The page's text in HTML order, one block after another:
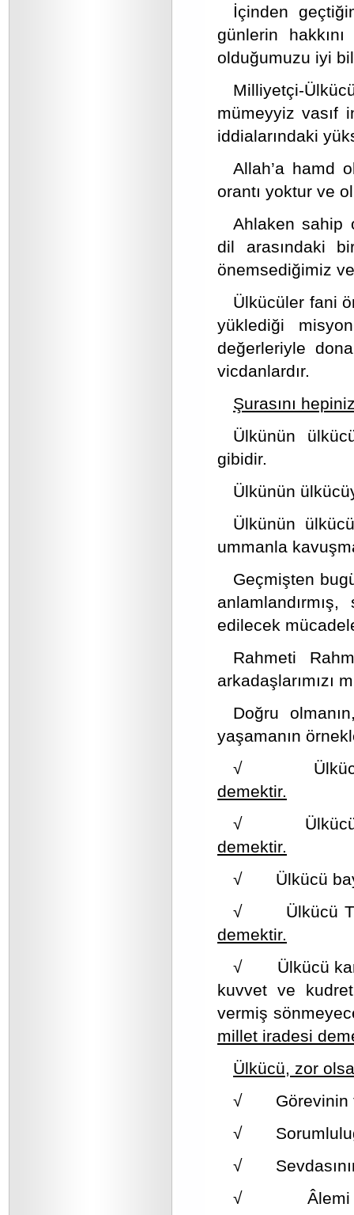
İçinden
günlerin
olduğumuzu iyi
Milliyetçi-
mümeyyiz vasıf
iddialarındaki
Allah’a hamd
orantı yoktur ve
Ahlaken sahip
dil arasındaki
önemsediğimiz
Ülkücüler fani
yüklediği
değerleriyle
vicdanlardır.
Şurasını
Ülkünün
gibidir.
Ülkünün
Ülkünün
ummanla
Geçmişten
edilecek
Rahmeti
arkadaşlarımızı
Doğru
yaşamanın
√ Ülkücü
demektir.
√ Ülkücü
demektir.
√ Ülkücü
√ Ülkücü
demektir.
√ Ülkücü
kuvvet ve
vermiş
millet iradesi
Ülkücü, zor
√ Görevinin
√
√
√ Âlemi